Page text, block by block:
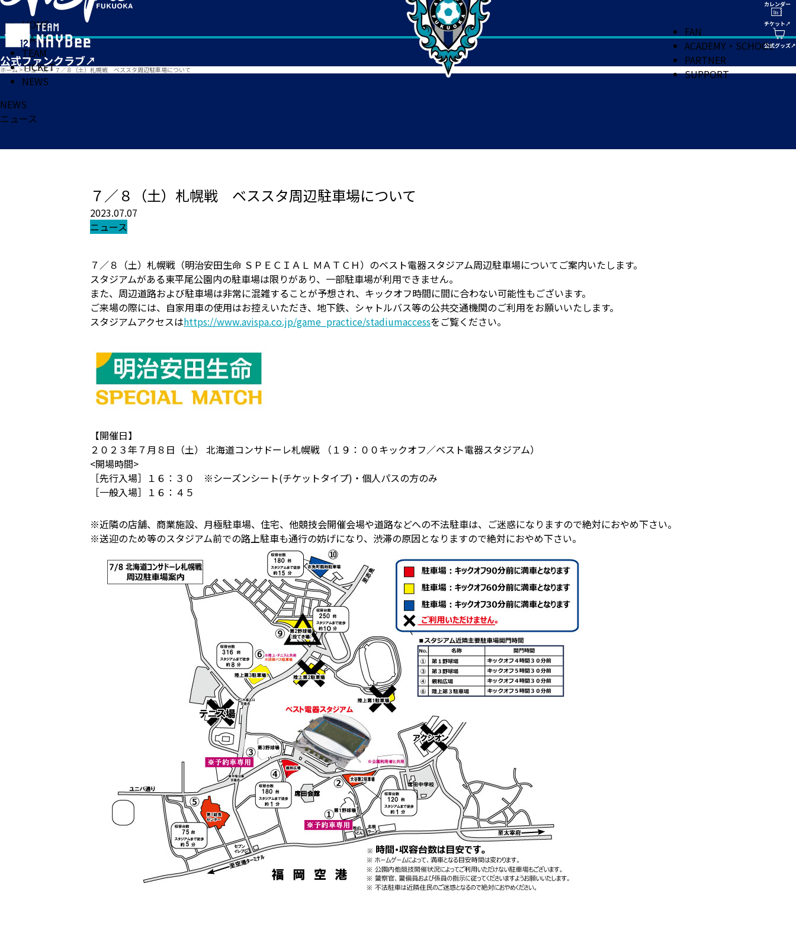
HOME
MATCH
TEAM
TICKET
NEWS
FAN
ACADEMY・SCHOOL
PARTNER
SUPPORT
ホーム > ニュース> ７／８（土）札幌戦 ベススタ周辺駐車場について
NEWS
ニュース
７／８（土）札幌戦 ベススタ周辺駐車場について
2023.07.07
ニュース
７／８（土）札幌戦（明治安田生命 ＳＰＥＣＩＡＬ ＭＡＴＣＨ）のベスト電器スタジアム周辺駐車場についてご案内いたします。
スタジアムがある東平尾公園内の駐車場は限りがあり、一部駐車場が利用できません。
また、周辺道路および駐車場は非常に混雑することが予想され、キックオフ時間に間に合わない可能性もございます。
ご来場の際には、自家用車の使用はお控えいただき、地下鉄、シャトルバス等の公共交通機関のご利用をお願いいたします。
スタジアムアクセスはhttps://www.avispa.co.jp/game_practice/stadiumaccessをご覧ください。
【開催日】
２０２３年７月８日（土） 北海道コンサドーレ札幌戦 （１９：００キックオフ／ベスト電器スタジアム）
<開場時間>
［先行入場］１６：３０ ※シーズンシート(チケットタイプ)・個人パスの方のみ
［一般入場］１６：４５
※近隣の店舗、商業施設、月極駐車場、住宅、他競技会開催会場や道路などへの不法駐車は、ご迷惑になりますので絶対におやめ下さい。
※送迎のため等のスタジアム前での路上駐車も通行の妨げになり、渋滞の原因となりますので絶対におやめ下さい。